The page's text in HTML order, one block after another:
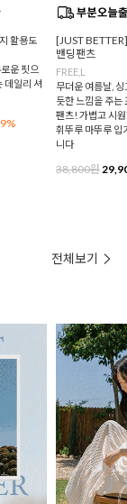
활용도
운 핏으
데일리 셔
[JUST
밴딩팬츠
FREE,L
무더운 여름날,
듯한 느낌을 주는
팬츠! 가볍고 시
휘뚜루 마뚜루 입
니다
38,800원
전체보기